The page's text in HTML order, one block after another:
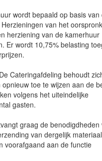
wordt bepaald op basis van
van het
herziening van de kamerhuur
Er wordt 10,75% belasting
De Cateringafdeling behoudt
toe te wijzen aan de
volgens het uiteindelijke
gasten.
graag de benodigdheden
van dergelijk
voorafgaand aan de functie